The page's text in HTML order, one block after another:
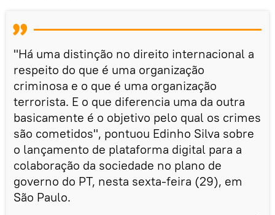
"Há uma distinção no direito internacional a
respeito do que é uma organização
criminosa e o que é uma organização
terrorista. E o que diferencia uma da outra
basicamente é o objetivo pelo qual os crimes
são cometidos", pontuou Edinho Silva sobre
o lançamento de plataforma digital para a
colaboração da sociedade no plano de
governo do PT, nesta sexta-feira (29), em
São Paulo.